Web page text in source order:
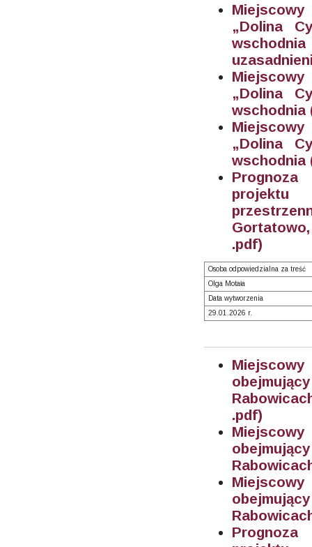
„Dolina
„Dolina
wschodnia
„Dolina
wschodnia
projektu
.pdf)
Osoba odpowiedzialna za treść
Olga Motała
Data wytworzenia
29.01.2026 r.
.pdf)